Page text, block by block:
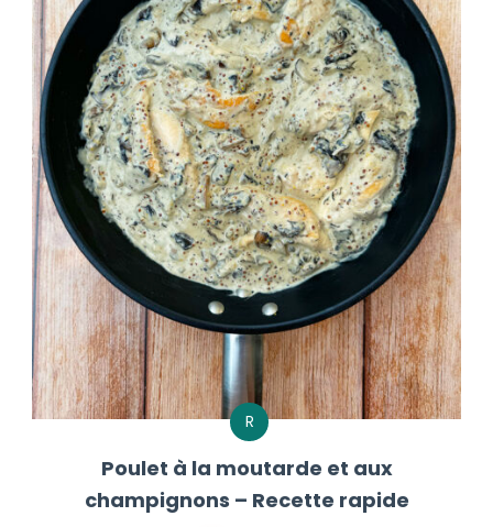
R
Poulet à la moutarde et aux
champignons – Recette rapide